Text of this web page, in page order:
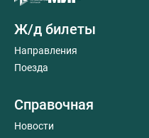
Ж/д билеты
Направления
Поезда
Справочная
Новости